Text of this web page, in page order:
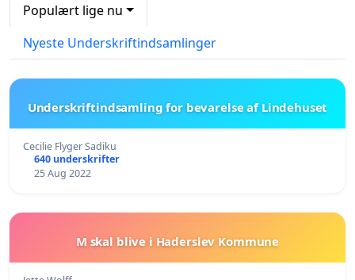
Populært lige nu
Nyeste Underskriftindsamlinger
Underskriftindsamling for bevarelse af Lindehuset
Cecilie Flyger Sadiku
640 underskrifter
25 Aug 2022
M skal blive i Haderslev Kommune